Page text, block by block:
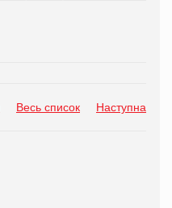
Весь список Наступна